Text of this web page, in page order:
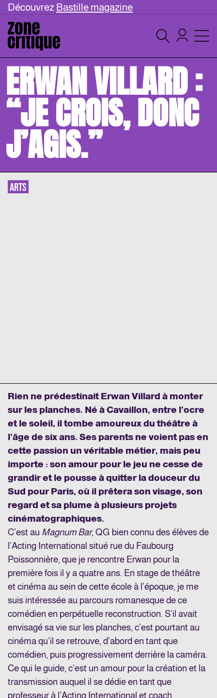
Découvrez Bastille magazine
ERWAN VILLARD :
“JE CROIS, DONC
J’AGIS.”
ARTS
Rien ne prédestinait Erwan Villard à monter
sur les planches. Né à Cavaillon, entre l’ocre
et le soleil, il tombe amoureux du théâtre à
l’âge de six ans. Ses parents ne voient pas en
cette passion un véritable métier, mais peu
importe : son amour pour le jeu ne cesse de
grandir et le pousse à quitter la douceur du
Sud pour Paris, où il prêtera son visage, son
regard et sa plume à plusieurs projets
cinématographiques.
C’est au Magnum Bar, QG bien connu des élèves de
l’Acting International situé rue du Faubourg
Poissonnière, que je rencontre Erwan pour la
première fois il y a quatre ans. En stage de théâtre
et cinéma au sein de cette école à l’époque, je me
suis intéressée au parcours romanesque de ce
comédien en perpétuelle reconstruction. S’il avait
envisagé sa vie sur les planches, c’est pourtant au
cinéma qu’il se retrouve, d’abord en tant que
comédien, puis progressivement derrière la caméra.
Ce qui le guide, c’est un amour pour la création et la
transmission auquel il se dédie en tant que
professeur à l’Acting International et coach